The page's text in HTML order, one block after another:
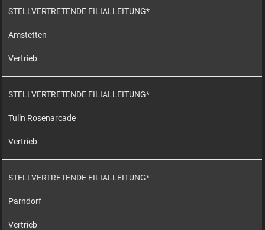
STELLVERTRETENDE FILIALLEITUNG*
Amstetten
Vertrieb
STELLVERTRETENDE FILIALLEITUNG*
Tulln Rosenarcade
Vertrieb
STELLVERTRETENDE FILIALLEITUNG*
Parndorf
Vertrieb